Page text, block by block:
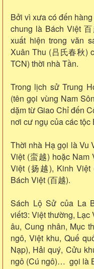
Bởi vì xưa có đến
chung là Bách Việt
xuất hiện trong văn
Xuân Thu (吕氏春秋)
TCN) thời nhà Tần.
Trong lịch sử Trung
(tên gọi vùng Nam
dặm từ Giao Chỉ đến
nơi cư ngụ của các tộc
Thời nhà Hạ gọi là Vu
Việt (蛮越) hoặc Nam
Việt (扬越), Kinh
Bách Việt (百越).
Sách Lộ Sử của La
viết3: Việt thường, Lạc
âu, Cung nhân, Mục
ngô, Việt khu, Quế
Nạp), Hải quý, Cửu
ngô (Cú ngô)… gọi là